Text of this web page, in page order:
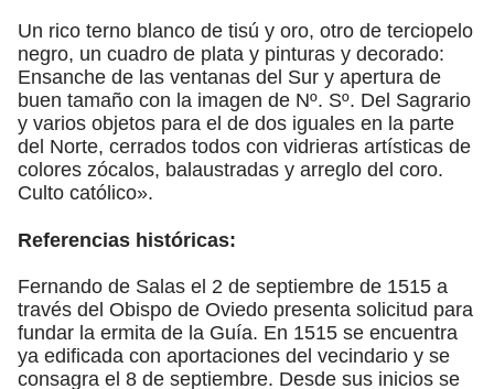
Un rico terno blanco de tisú y oro, otro de terciopelo
negro, un cuadro de plata y pinturas y decorado:
Ensanche de las ventanas del Sur y apertura de
buen tamaño con la imagen de Nº. Sº. Del Sagrario
y varios objetos para el de dos iguales en la parte
del Norte, cerrados todos con vidrieras artísticas de
colores zócalos, balaustradas y arreglo del coro.
Culto católico».
Referencias históricas:
Fernando de Salas el 2 de septiembre de 1515 a
través del Obispo de Oviedo presenta solicitud para
fundar la ermita de la Guía. En 1515 se encuentra
ya edificada con aportaciones del vecindario y se
consagra el 8 de septiembre. Desde sus inicios se